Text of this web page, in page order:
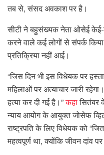
तब से, संसद अवकाश पर है।
सीटी ने बहुसंख्यक नेता ओसेई केई-
करने वाले कई लोगों से संपर्क
प्रतिक्रिया नहीं आई।
“जिस दिन भी इस विधेयक पर
महिलाओं पर अत्याचार जारी
हत्या कर दी गई है।”कहासितंबर
न्याय आयोग के आयुक्त जोसेफ
राष्ट्रपति के लिए विधेयक को
महत्वपूर्ण था, क्योंकि जीवन दांव